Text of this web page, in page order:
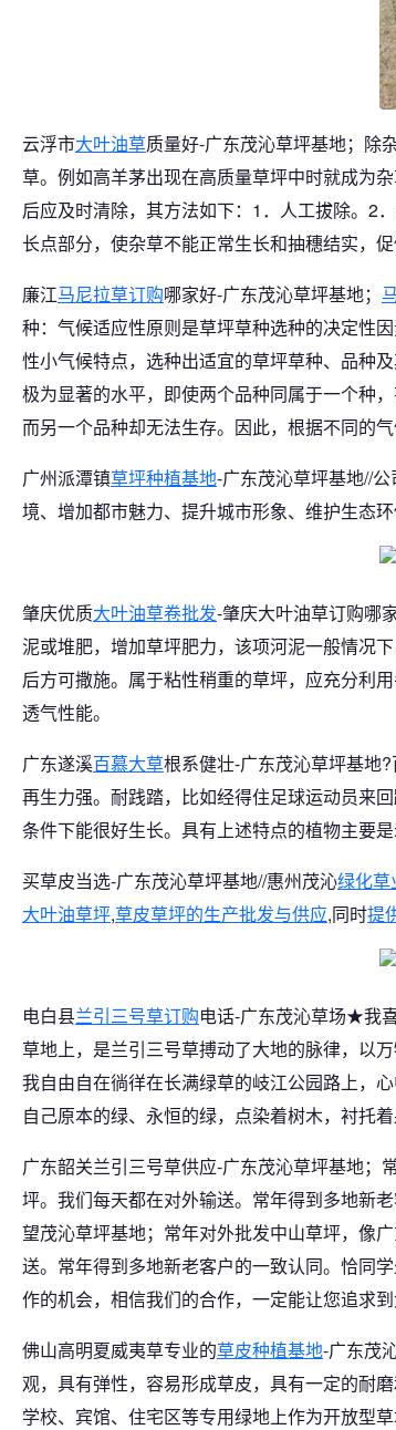
云浮市大叶油草质量好-广东茂沁草坪基地；除
草。例如高羊茅出现在高质量草坪中时就成为
后应及时清除，其方法如下：1．人工拔除。
长点部分，使杂草不能正常生长和抽穗结实，
廉江马尼拉草订购哪家好-广东茂沁草坪基地；
种：气候适应性原则是草坪草种选种的决定性
性小气候特点，选种出适宜的草坪草种、品种
极为显著的水平，即使两个品种同属于一个种
而另一个品种却无法生存。因此，根据不同的
广州派潭镇草坪种植基地-广东茂沁草坪基地//
境、增加都市魅力、提升城市形象、维护生态环
肇庆优质大叶油草卷批发-肇庆大叶油草订购哪
泥或堆肥，增加草坪肥力，该项河泥一般情况
后方可撒施。属于粘性稍重的草坪，应充分利
透气性能。
广东遂溪百慕大草根系健壮-广东茂沁草坪基地
再生力强。耐践踏，比如经得住足球运动员来
条件下能很好生长。具有上述特点的植物主要
买草皮当选-广东茂沁草坪基地//惠州茂沁绿化草
大叶油草坪,草皮草坪的生产批发与供应,同时提
电白县兰引三号草订购电话-广东茂沁草场★我
草地上，是兰引三号草搏动了大地的脉律，以
我自由自在徜徉在长满绿草的岐江公园路上，
自己原本的绿、永恒的绿，点染着树木，衬托
广东韶关兰引三号草供应-广东茂沁草坪基地；
坪。我们每天都在对外输送。常年得到多地新
望茂沁草坪基地；常年对外批发中山草坪，像
送。常年得到多地新老客户的一致认同。恰同
作的机会，相信我们的合作，一定能让您追求
佛山高明夏威夷草专业的草皮种植基地-广东茂
观，具有弹性，容易形成草皮，具有一定的耐
学校、宾馆、住宅区等专用绿地上作为开放型草